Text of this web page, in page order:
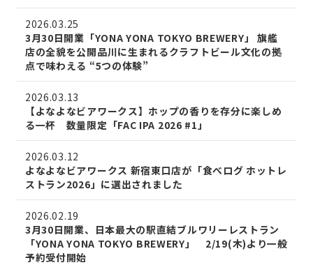
2026.03.25
3月30日開業「YONA YONA TOKYO BREWERY」 旗艦
店の全貌を公開品川に生まれるクラフトビール文化の拠
点で味わえる “5つの体験”
2026.03.13
【よなよなビアワークス】ホップの香りを存分に楽しめ
る一杯 数量限定「FAC IPA 2026 #1」
2026.03.12
よなよなビアワークス 新宿東口店が「食べログ ホットレ
ストラン2026」に選出されました
2026.02.19
3月30日開業、日本最大の駅直結ブルワリーレストラン
「YONA YONA TOKYO BREWERY」 2/19(木)より一般
予約受付開始